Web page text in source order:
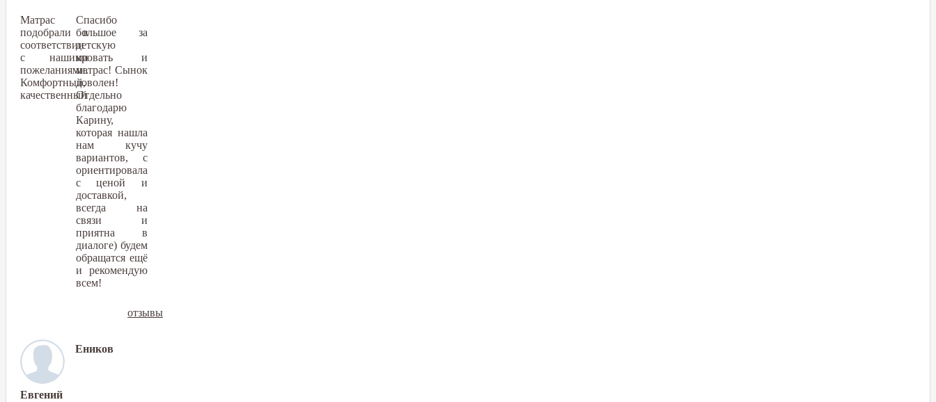
Матрас
подобрали в
соответствии
с нашими
пожеланиями.
Комфортный,
качественный
Спасибо
большое за
детскую
кровать и
матрас! Сынок
доволен!
Отдельно
благодарю
Карину,
которая нашла
нам кучу
вариантов, с
ориентировала
с ценой и
доставкой,
всегда на
связи и
приятна в
диалоге) будем
обращатся ещё
и рекомендую
всем!
Еников
Евгений
отзывы